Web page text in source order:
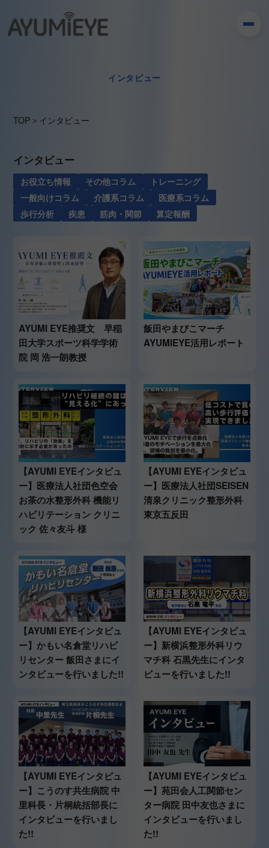
インタビュー
TOP ＞ インタビュー
インタビュー
お役立ち情報 その他コラム
トレーニング
一般向けコラム
介護系コラム
医療系コラム
歩行分析
疾患 筋肉・関節 算定報酬
AYUMI EYE推奨文 早稲
田大学スポーツ科学学術
院 岡 浩一朗教授
飯田やまびこマーチ
AYUMIEYE活用レポート
【AYUMI EYEインタビュ
ー】医療法人社団色空会
お茶の水整形外科 機能リ
ハビリテーション クリニ
ック 佐々友斗 様
【AYUMI EYEインタビュ
ー】医療法人社団SEISEN
清泉クリニック整形外科
東京五反田
【AYUMI EYEインタビュ
ー】かもい名倉堂リハビ
リセンター 飯田さまにイ
ンタビューを行いました!!
【AYUMI EYEインタビュ
ー】新横浜整形外科リウ
マチ科 石黒先生にインタ
ビューを行いました!!
【AYUMI EYEインタビュ
ー】こうのす共生病院 中
里科長・片桐統括部長に
インタビューを行いまし
た!!
【AYUMI EYEインタビュ
ー】苑田会人工関節セン
ター病院 田中友也さまに
インタビューを行いまし
た!!